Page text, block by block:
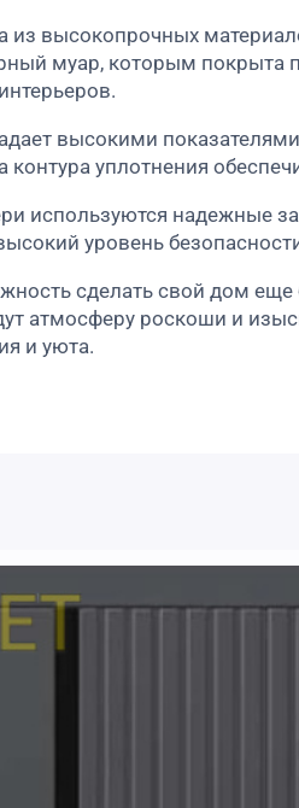
из высокопрочных
муар, которым покрыта
высокими
уплотнения
используются надежные
уровень
сделать свой дом
атмосферу роскоши и
и уюта.